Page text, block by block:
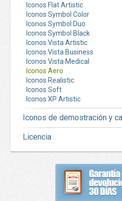
Iconos Flat Artistic
Iconos Symbol Color
Iconos Symbol Duo
Iconos Symbol Black
Iconos Vista Artistic
Iconos Vista Business
Iconos Vista Medical
Iconos Aero
Iconos Realistic
Iconos Soft
Iconos XP Artistic
Iconos de demostración y
Licencia